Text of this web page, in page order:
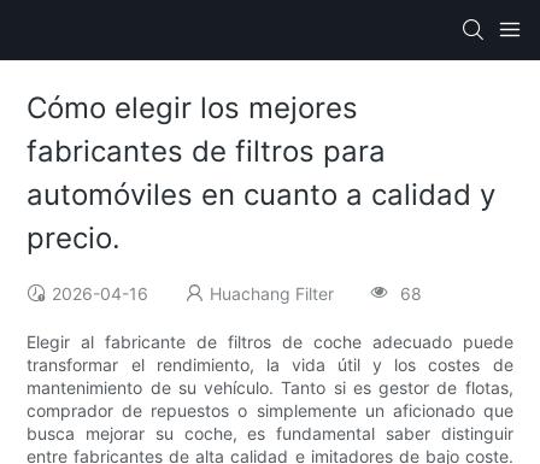
Cómo elegir los mejores
fabricantes de filtros para
automóviles en cuanto a calidad y
precio.
2026-04-16 Huachang Filter 68
Elegir al fabricante de filtros de coche adecuado puede
transformar el rendimiento, la vida útil y los costes de
mantenimiento de su vehículo. Tanto si es gestor de flotas,
comprador de repuestos o simplemente un aficionado que
busca mejorar su coche, es fundamental saber distinguir
entre fabricantes de alta calidad e imitadores de bajo coste.